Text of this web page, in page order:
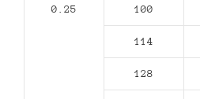
0.25 100
114
128